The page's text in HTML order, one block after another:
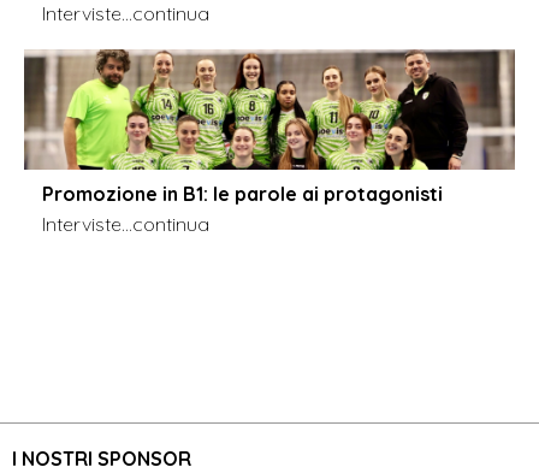
Interviste...continua
Promozione in B1: le parole ai protagonisti
Interviste...continua
I NOSTRI SPONSOR